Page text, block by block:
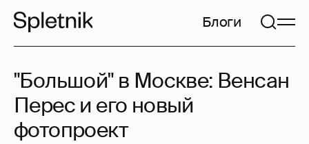
Блоги
"Большой" в Москве: Венсан
Перес и его новый
фотопроект